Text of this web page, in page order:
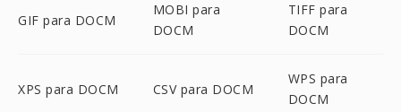
GIF para DOCM
MOBI para
DOCM
TIFF para
DOCM
XPS para DOCM CSV para DOCM
WPS para
DOCM